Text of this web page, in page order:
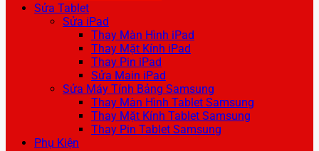
Sửa Tablet
Sửa iPad
Thay Màn Hình iPad
Thay Mặt Kính iPad
Thay Pin iPad
Sửa Main iPad
Sửa Máy Tính Bảng Samsung
Thay Màn Hình Tablet Samsung
Thay Mặt Kính Tablet Samsung
Thay Pin Tablet Samsung
Phụ Kiện